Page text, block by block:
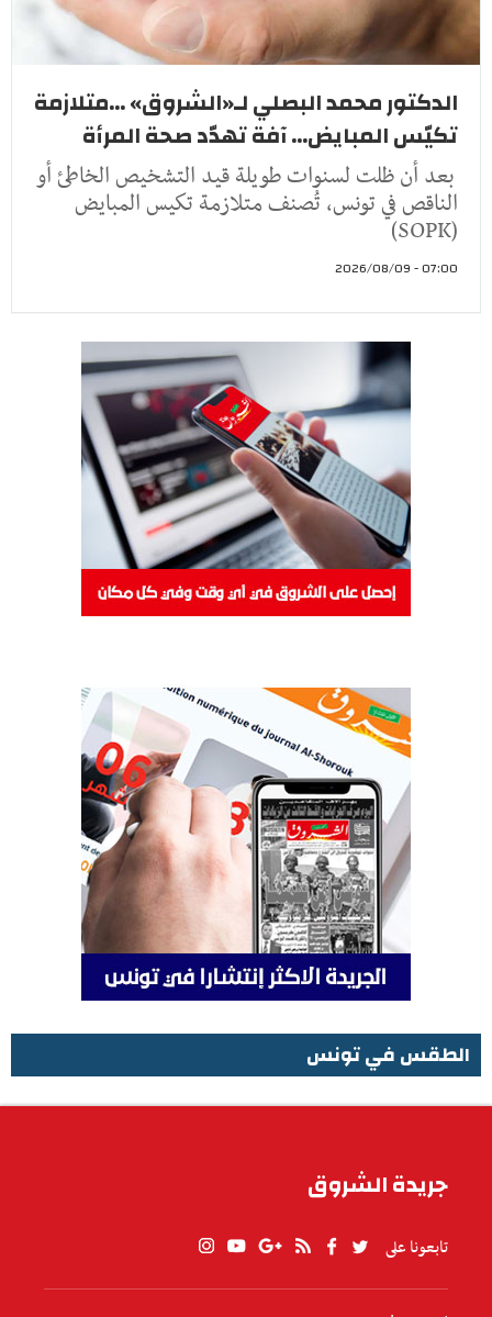
الدكتور محمد البصلي لـ«الشروق» ...متلازمة
تكيّس المبايض... آفة تهدّد صحة المرأة
بعد أن ظلت لسنوات طويلة قيد التشخيص الخاطئ أو
الناقص في تونس، تُصنف متلازمة تكيس المبايض
(SOPK)
07:00 - 2026/08/09
الطقس في تونس
جريدة الشروق
تابعونا على